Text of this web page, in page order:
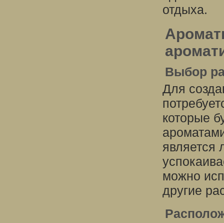
отдыха.
Выбор
Для
которые
является
можно
другие